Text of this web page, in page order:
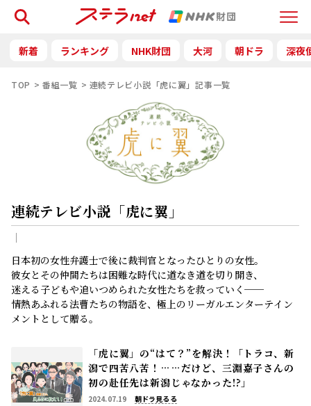
Menu
検索
新着 ランキング NHK財団 大河 朝ドラ 深夜
TOP 番組一覧 連続テレビ小説「虎に翼」記事一覧
連続テレビ小説「虎に翼」
｜
日本初の女性弁護士で後に裁判官となったひとりの女性。
彼女とその仲間たちは困難な時代に道なき道を切り開き、
迷える子どもや追いつめられた女性たちを救っていく──
情熱あふれる法曹たちの物語を、極上のリーガルエンターテイン
メントとして贈る。
「虎に翼」の“はて？”を解決！「トラコ、新
潟で四苦八苦！……だけど、三淵嘉子さんの
初の赴任先は新潟じゃなかった!?」
2024.07.19
朝ドラ見るる